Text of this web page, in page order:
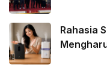
Rahasia